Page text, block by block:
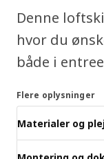
Denne
hvor du
både i
Flere oplysninger
Materialer og